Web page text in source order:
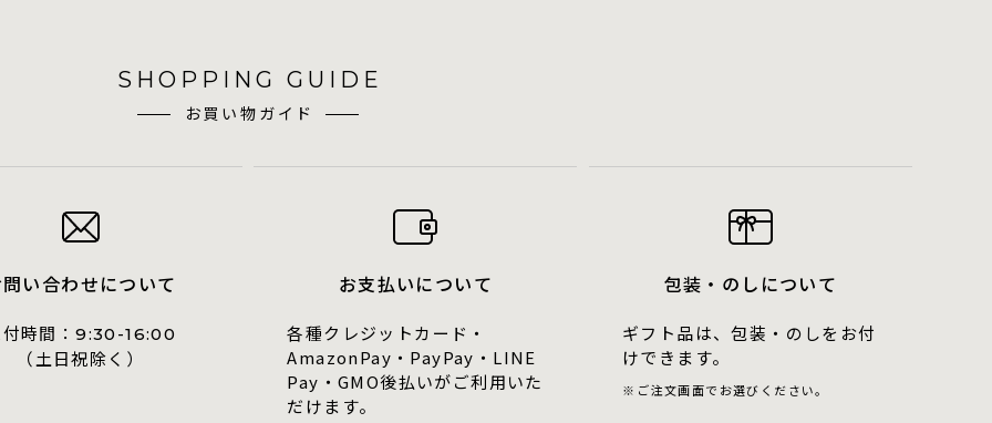
SHOPPING GUIDE
お買い物ガイド
い合わせについて
時間：9:30-16:00
（土日祝除く）
お支払いについて
各種クレジットカード・
AmazonPay・PayPay・LINE
Pay・GMO後払いがご利用いた
だけます。
包装・のしについて
ギフト品は、包装・のしをお付
けできます。
ご注文画面でお選びください。